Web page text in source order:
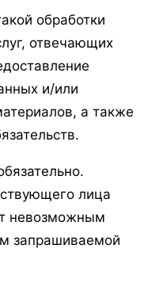
обработки
отвечающих
и/или
а также
лица
невозможным
запрашиваемой